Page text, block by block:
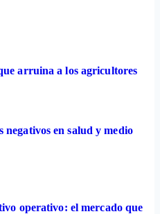
arruina a los agricultores
en salud y medio
operativo: el mercado que